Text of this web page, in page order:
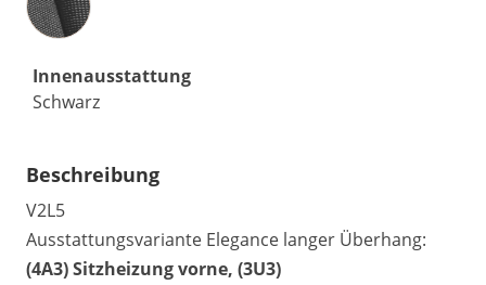
Innenausstattung
Schwarz
Beschreibung
V2L5
Ausstattungsvariante Elegance langer Überhang:
(4A3) Sitzheizung vorne, (3U3)